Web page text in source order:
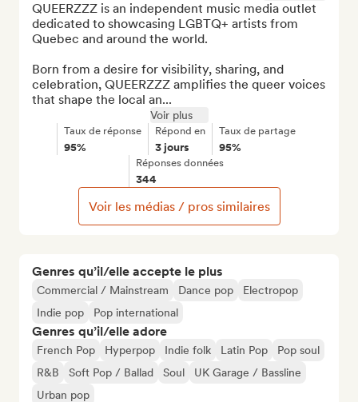
Genres qu’il/elle accepte le plus
Commercial / Mainstream Dance pop
Electropop
Indie pop
Pop international
Genres qu’il/elle adore
French Pop Hyperpop Indie folk Latin Pop
Pop soul
R&B
Soft Pop / Ballad Soul
UK Garage / Bassline
Urban pop
QUEERZZZ is an independent music media outlet
dedicated to showcasing LGBTQ+ artists from
Quebec and around the world.
Born from a desire for visibility, sharing, and
celebration, QUEERZZZ amplifies the queer voices
that shape the local an...
Voir plus
Taux de réponse
95%
Répond en
3 jours
Taux de partage
95%
Réponses données
344
Voir les médias / pros similaires